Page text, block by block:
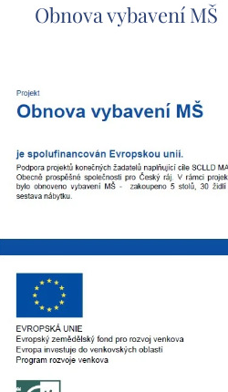
Obnova vybavení MŠ